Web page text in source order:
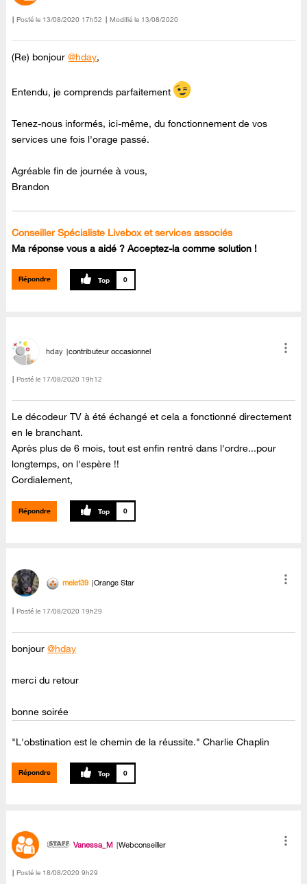
Posté le ‎13/08/2020 17h52 Modifié le 13/08/2020
(Re) bonjour@hday,
Entendu, je comprends parfaitement
Tenez-nous informés, ici-même, du fonctionnement de vos
services une fois l'orage passé.
Agréable fin de journée à vous,
Brandon
Conseiller Spécialiste Livebox et services associés
Ma réponse vous a aidé ? Acceptez-la comme solution !
Répondre 0
hday contributeur occasionnel
Posté le ‎17/08/2020 19h12
Le décodeur TV à été échangé et cela a fonctionné directement
en le branchant.
Après plus de 6 mois, tout est enfin rentré dans l'ordre...pour
longtemps, on l'espère !!
Cordialement,
Répondre 0
melet39 Orange Star
Posté le ‎17/08/2020 19h29
bonjour@hday
merci du retour
bonne soirée
"L'obstination est le chemin de la réussite." Charlie Chaplin
Répondre 0
Vanessa_M Webconseiller
Posté le ‎18/08/2020 9h29